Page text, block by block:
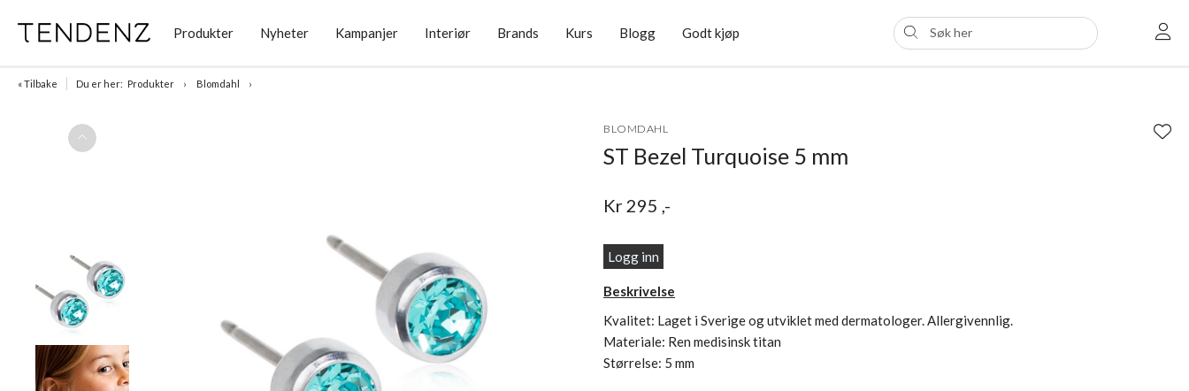
Produkter Nyheter Kampanjer Interiør Brands Kurs Blogg Godt kjøp
« Tilbake Du er her: Produkter Blomdahl
BLOMDAHL
ST Bezel Turquoise 5 mm
Kr 295 ,-
Logg inn
Beskrivelse
Kvalitet: Laget i Sverige og utviklet med dermatologer. Allergivennlig.
Materiale: Ren medisinsk titan
Størrelse: 5 mm